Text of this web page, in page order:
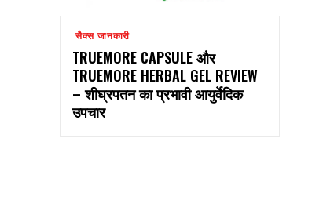
सैक्स जानकारी
TRUEMORE CAPSULE और
TRUEMORE HERBAL GEL REVIEW
– शीघ्रपतन का प्रभावी आयुर्वेदिक
उपचार